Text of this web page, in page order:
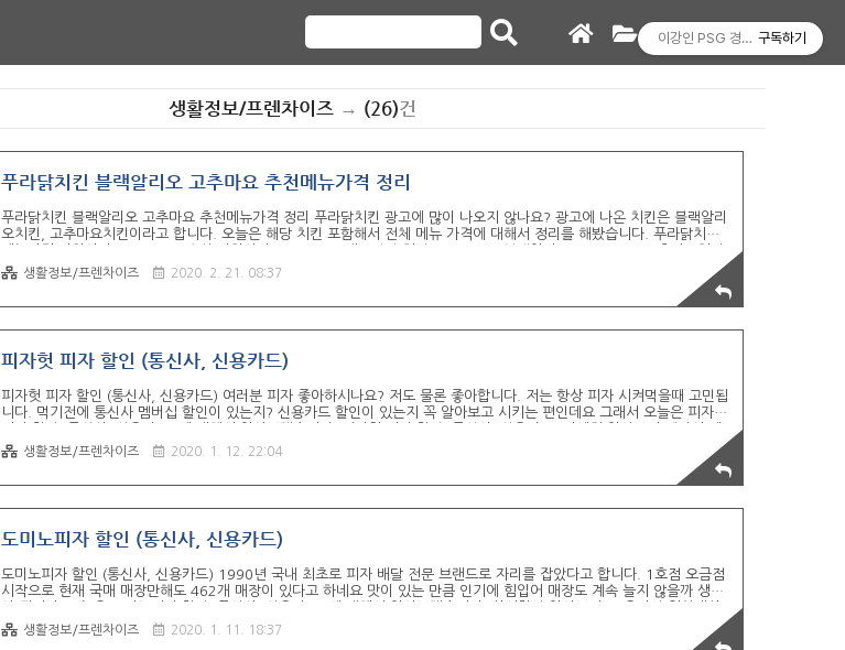
생활정보/프렌차이즈→ (26)건
푸라닭치킨 블랙알리오 고추마요 추천메뉴가격 정리
푸라닭치킨 블랙알리오 고추마요 추천메뉴가격 정리 푸라닭치킨 광고에 많이 나오지 않나요? 광고에 나온 치킨은 블랙알리
오치킨, 고추마요치킨이라고 합니다. 오늘은 해당 치킨 포함해서 전체 메뉴 가격에 대해서 정리를 해봤습니다. 푸라닭치킨
▶ 17,900 파불로치킨 ▶ 17,900 스파이시걸스 ▶ 16,900 악마치킨 ▶ 17,900 푸라닭치킨 ▶ 15,900 달콤양념치킨
▶ 16,900 순살 고추마요 ▶ 18,900 순살 파불로 ▶ 18,900 순살치킨 ▶ 17,900 순살 블랙알리오 ▶ 18,900 순살 매
생활정보/프렌차이즈 2020. 2. 21. 08:37
피자헛 피자 할인 (통신사, 신용카드)
피자헛 피자 할인 (통신사, 신용카드) 여러분 피자 좋아하시나요? 저도 물론 좋아합니다. 저는 항상 피자 시켜먹을때 고민됩
니다. 먹기전에 통신사 멤버십 할인이 있는지? 신용카드 할인이 있는지 꼭 알아보고 시키는 편인데요 그래서 오늘은 피자헛
휴 할인 KT 멤버십 - 전체 금액의 피자헛 피자 15% 할인 - KT 멤버십 15% 차감 LG U+ 멤버십 - 전체 금액 피자헛 피자
15% 할인 - LG U+ 멤버십 포인트 15% 차감 OK 캐쉬백 - 전체 금액 피자헛 피자 30% 할인 - OK 캐쉬백 포인트 15%
생활정보/프렌차이즈 2020. 1. 12. 22:04
도미노피자 할인 (통신사, 신용카드)
도미노피자 할인 (통신사, 신용카드) 1990년 국내 최초로 피자 배달 전문 브랜드로 자리를 잡았다고 합니다. 1호점 오금점
시작으로 현재 국매 매장만해도 462개 매장이 있다고 하네요 맛이 있는 만큼 인기에 힘입어 매장도 계속 늘지 않을까 생각
할인 혜택 가입 시 방문포장 40% 할인쿠폰 제공이 된다고 합니다. 2. 방문포장 주문 시 피자금액의 최대 30% 할인 (매장
차등 적용) 이 된다고 합니다. 3. 세트 (피자+사이드디시+음료) 주문 시 20% 할인이 된다고 합니다. 4. '화끈한 화요일' 로
생활정보/프렌차이즈 2020. 1. 11. 18:37
이강인 PSG 경기일정 경기중계
구독하기